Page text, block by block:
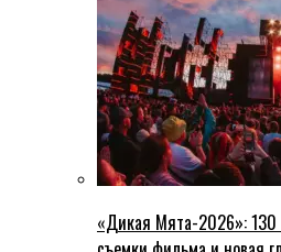
«Дикая Мята-2026»: 130